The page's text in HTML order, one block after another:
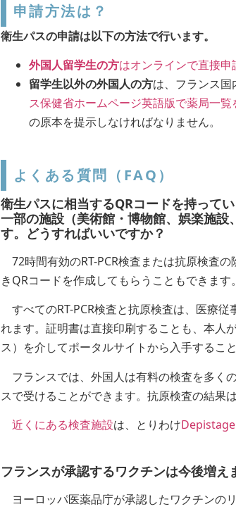
申請方法は？
衛生パスの申請は以下の方法で行います。
外国人留学生の方はオンラインで直接申
留学生以外の外国人の方は、フランス
ス保健省ホームページ英語版で薬局一覧
の原本を提示しなければなりません。
よくある質問（FAQ）
衛生パスに相当するQRコードを持って
一部の施設（美術館・博物館、娯楽施
す。どうすればいいですか？
72時間有効のRT-PCR検査または抗原検査
きQRコードを作成してもらうこともできます。
すべてのRT-PCR検査と抗原検査は、医療
れます。証明書は直接印刷することも、本人
ス）を介してポータルサイトから入手すること
フランスでは、外国人は有料の検査を多く
スで受けることができます。抗原検査の結果
近くにある検査施設は、とりわけ
フランスが承認するワクチンは今後増え
ヨーロッパ医薬品庁が承認したワクチンの